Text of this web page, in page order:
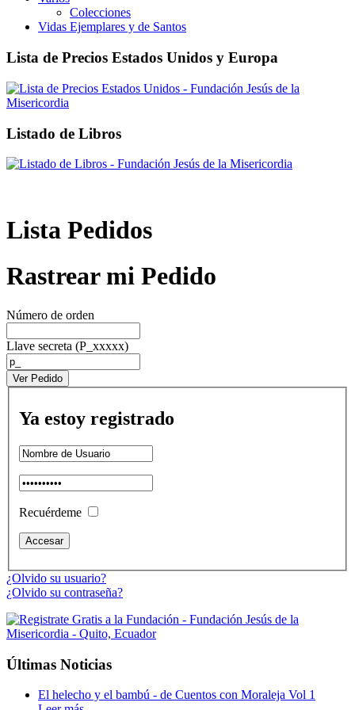
Colecciones
Vidas Ejemplares y de Santos
Lista de Precios Estados Unidos y Europa
Listado de Libros
Lista Pedidos
Rastrear mi Pedido
Número de orden
Llave secreta (P_xxxxx)
Ya estoy registrado
Recuérdeme
¿Olvido su usuario?
¿Olvido su contraseña?
Últimas Noticias
El helecho y el bambú - de Cuentos con Moraleja Vol 1